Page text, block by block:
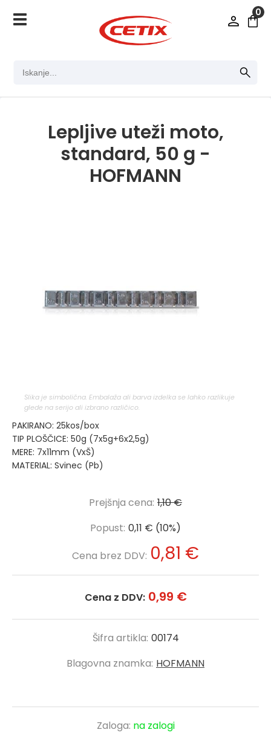
0
Lepljive uteži moto,
standard, 50 g -
HOFMANN
Slika je simbolična. Embalaža ali barva izdelka se lahko razlikuje
glede na serijo ali izbrano različico.
PAKIRANO: 25kos/box
TIP PLOŠČICE: 50g (7x5g+6x2,5g)
MERE: 7x11mm (VxŠ)
MATERIAL: Svinec (Pb)
Prejšnja cena: 1,10 €
Popust: 0,11 € (10%)
Cena brez DDV: 0,81 €
Cena z DDV: 0,99 €
Šifra artikla: 00174
Blagovna znamka: HOFMANN
Zaloga: na zalogi